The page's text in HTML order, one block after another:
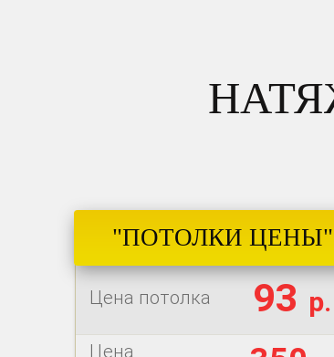
"ПОТОЛКИ ЦЕНЫ"
Цена потолка 93 р.
Цена